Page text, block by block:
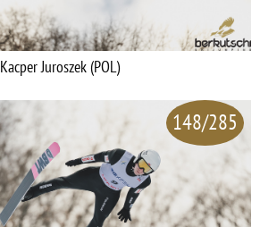
Kacper Juroszek (POL)
148/285